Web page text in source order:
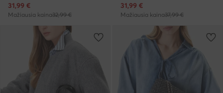
Dabartinė kaina
31,99 €
Mažiausia kaina32,99 €
Dabartinė kaina
31,99 €
Mažiausia kaina37,99 €